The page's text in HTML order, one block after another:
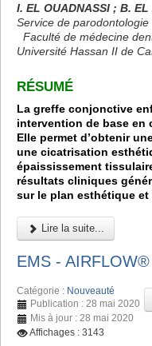
I. EL OUADNASSI ; B.
Service de parodontologie
Faculté de médecine
Université Hassan II de
RÉSUMÉ
La greffe conjonctive
intervention de base en
Elle permet d’obtenir
une cicatrisation
épaississement
résultats cliniques
sur le plan esthétique
Lire la suite...
EMS -
Catégorie : Nouveauté
Publication : 28 mai 2020
Mis à jour : 28 mai 2020
Affichages : 3143